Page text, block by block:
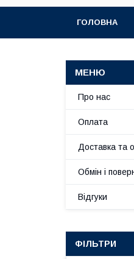
ГОЛОВНА
Про нас
Оплата
Доставка та
Обмін і
Відгуки
ФІЛЬТРИ